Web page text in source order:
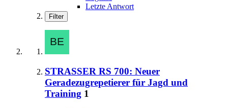
Letzte Antwort
Filter
STRASSER RS 700: Neuer
Geradezugrepetierer für Jagd und
Training 1